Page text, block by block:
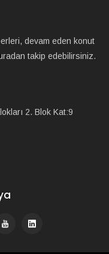
devam eden konut
takip edebilirsiniz.
2. Blok Kat:9